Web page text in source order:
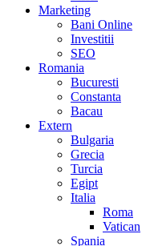
Marketing
Bani Online
Investitii
SEO
Romania
Bucuresti
Constanta
Bacau
Extern
Bulgaria
Grecia
Turcia
Egipt
Italia
Roma
Vatican
Spania